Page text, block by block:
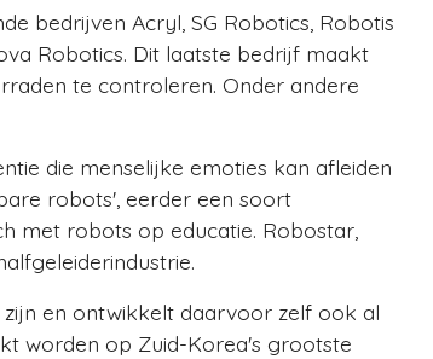
bedrijven Acryl, SG Robotics, Robotis
Robotics. Dit laatste bedrijf maakt
te controleren. Onder andere
die menselijke emoties kan afleiden
robots', eerder een soort
met robots op educatie. Robostar,
en ontwikkelt daarvoor zelf ook al
worden op Zuid-Korea's grootste